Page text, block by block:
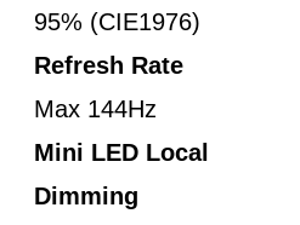
95% (CIE1976)
Refresh Rate
Max 144Hz
Mini LED Local
Dimming